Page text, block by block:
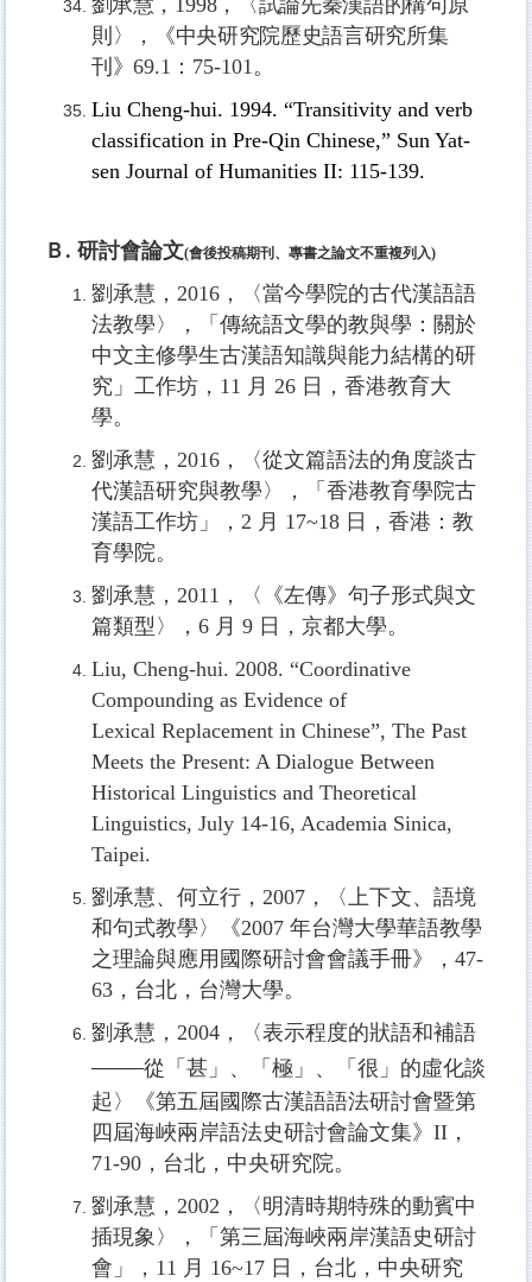
劉承慧 ， 1998，
〈試論先秦漢語的構句原
則〉，《中央研究院歷史語言研究所集
刊》69.1 ： 75-101。
Liu Cheng-hui. 1994. “Transitivity and verb
classification in Pre-Qin Chinese,” Sun Yat-
sen Journal of Humanities II: 115-139.
Ｂ. 研討會論文(會後投稿期刊、專書之論文不重複列入)
劉承慧，2016，〈當今學院的古代漢語語
法教學〉，「傳統語文學的教與學：關於
中文主修學生古漢語知識與能力結構的研
究」工作坊，11 月 26 日，香港教育大
學。
劉承慧，2016，〈從文篇語法的角度談古
代漢語研究與教學〉，「香港教育學院古
漢語工作坊」，2 月 17~18 日，香港：教
育學院。
劉承慧，2011，〈《左傳》句子形式與文
篇類型〉，6 月 9 日，京都大學。
Liu, Cheng-hui. 2008. “Coordinative
Compounding as Evidence of
Lexical Replacement in Chinese”, The Past
Meets the Present: A Dialogue Between
Historical Linguistics and Theoretical
Linguistics, July 14-16, Academia Sinica,
Taipei.
劉承慧、何立行，2007，〈上下文、語境
和句式教學〉《2007 年台灣大學華語教學
之理論與應用國際研討會會議手冊》，47-
63，台北，台灣大學。
劉承慧，2004，〈表示程度的狀語和補語
——從「甚」、「極」、「很」的虛化談
起〉《第五屆國際古漢語語法研討會暨第
四屆海峽兩岸語法史研討會論文集》II，
71-90，台北，中央研究院。
劉承慧，2002，〈明清時期特殊的動賓中
插現象〉，「第三屆海峽兩岸漢語史研討
會」，11 月 16~17 日，台北，中央研究